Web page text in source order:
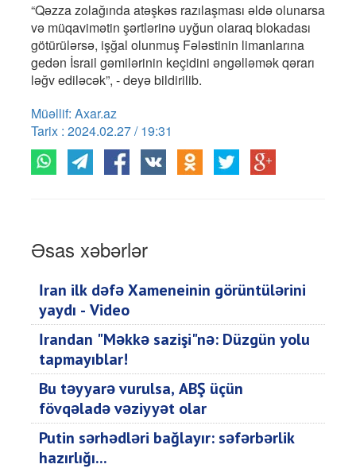
“Qəzza zolağında atəşkəs razılaşması əldə olunarsa
və müqavimətin şərtlərinə uyğun olaraq blokadası
götürülərsə, işğal olunmuş Fələstinin limanlarına
gedən İsrail gəmilərinin keçidini əngəlləmək qərarı
ləğv ediləcək”, - deyə bildirilib.
Müəllif: Axar.az
Tarix : 2024.02.27 / 19:31
Əsas xəbərlər
İran ilk dəfə Xameneinin görüntülərini
yaydı - Video
İrandan "Məkkə sazişi"nə: Düzgün yolu
tapmayıblar!
Bu təyyarə vurulsa, ABŞ üçün
fövqəladə vəziyyət olar
Putin sərhədləri bağlayır: səfərbərlik
hazırlığı...